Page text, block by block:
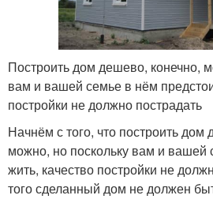
Построить дом дешево, конечно,
вам и вашей семье в нём
постройки не должно пострадать
Начнём с того, что построить дом
можно, но поскольку вам и вашей
жить, качество постройки не
того сделанный дом не должен